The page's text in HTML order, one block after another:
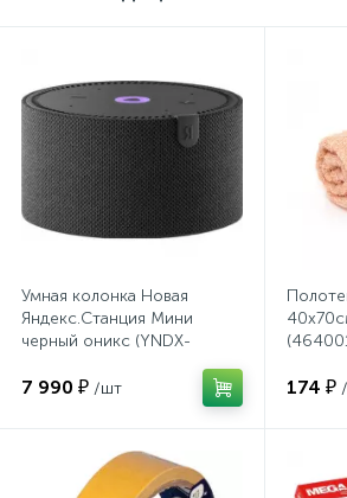
Умная колонка Новая
Яндекс.Станция Мини
черный оникс (YNDX-
7 990 ₽ /шт 174 ₽
Сейфы депозитные
Сейфы засыпные
Сейфы огне-взломостойкие